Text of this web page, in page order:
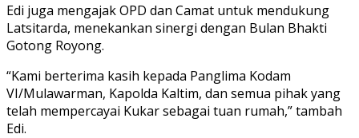
Edi juga mengajak OPD dan Camat untuk mendukung
Latsitarda, menekankan sinergi dengan Bulan Bhakti
Gotong Royong.
“Kami berterima kasih kepada Panglima Kodam
VI/Mulawarman, Kapolda Kaltim, dan semua pihak yang
telah mempercayai Kukar sebagai tuan rumah,” tambah
Edi.